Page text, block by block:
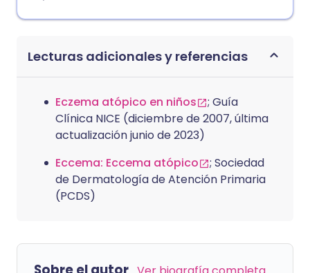
Lecturas adicionales y referencias
Eczema atópico en niños
; Guía
Clínica NICE (diciembre de 2007, última
actualización junio de 2023)
Eccema: Eccema atópico
; Sociedad
de Dermatología de Atención Primaria
(PCDS)